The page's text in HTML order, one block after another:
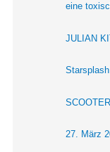
eine
JULIAN
27. März